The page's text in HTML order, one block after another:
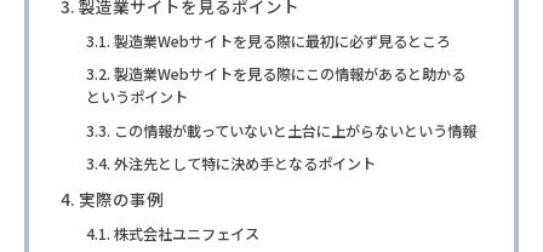
製造業サイトを見るポイント
製造業Webサイトを見る際に最初に必ず見るところ
製造業Webサイトを見る際にこの情報があると助かる
というポイント
この情報が載っていないと土台に上がらないという情報
外注先として特に決め手となるポイント
実際の事例
株式会社ユニフェイス